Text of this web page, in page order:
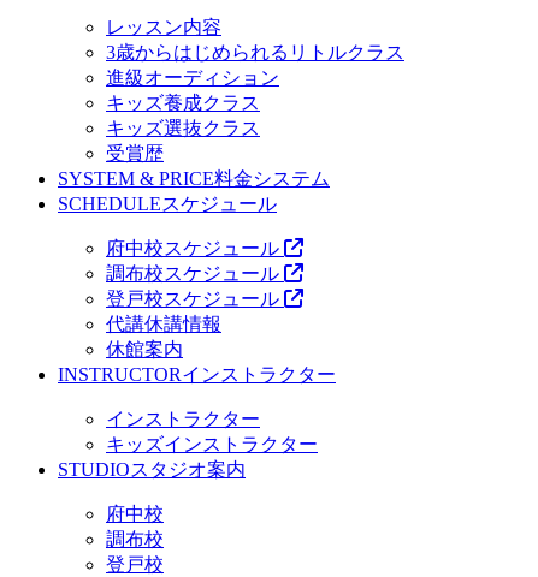
レッスン内容
3歳からはじめられるリトルクラス
進級オーディション
キッズ養成クラス
キッズ選抜クラス
受賞歴
SYSTEM & PRICE料金システム
SCHEDULEスケジュール
府中校スケジュール
調布校スケジュール
登戸校スケジュール
代講休講情報
休館案内
INSTRUCTORインストラクター
インストラクター
キッズインストラクター
STUDIOスタジオ案内
府中校
調布校
登戸校